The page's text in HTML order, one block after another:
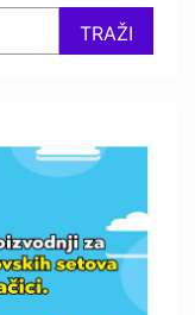
TRAŽI